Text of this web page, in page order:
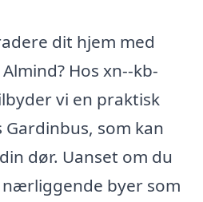
dit hjem med
Hos xn--kb-
vi en praktisk
som kan
dør. Uanset om du
byer som